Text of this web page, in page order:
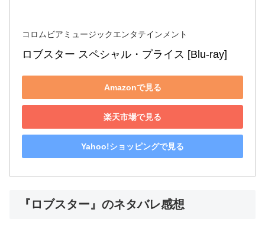
コロムビアミュージックエンタテインメント
ロブスター スペシャル・プライス [Blu-ray]
Amazonで見る
楽天市場で見る
Yahoo!ショッピングで見る
『ロブスター』のネタバレ感想